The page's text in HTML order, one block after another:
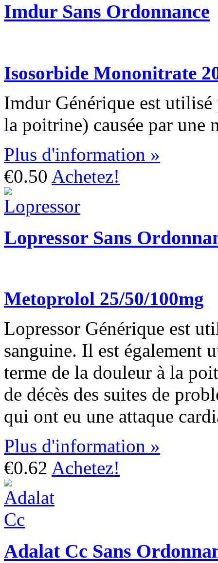
Imdur Sans Ordonnance
Isosorbide Mononitrate
Imdur Générique est
la poitrine) causée par une
Plus d'information »
€0.50 Achetez!
Lopressor Sans
Metoprolol 25/50/100mg
Lopressor Générique est
sanguine. Il est également
terme de la douleur à la
de décès des suites de
qui ont eu une attaque
Plus d'information »
€0.62 Achetez!
Adalat Cc Sans